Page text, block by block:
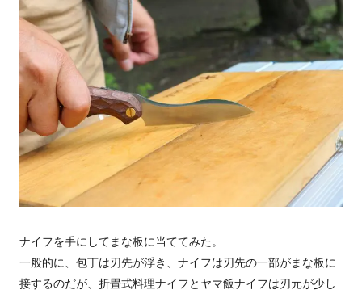
ナイフを手にしてまな板に当ててみた。
一般的に、包丁は刃先が浮き、ナイフは刃先の一部がまな板に
接するのだが、折畳式料理ナイフとヤマ飯ナイフは刃元が少し